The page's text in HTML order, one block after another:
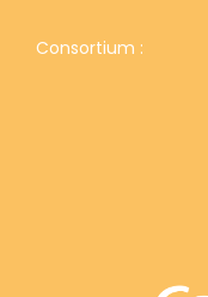
Consortium :